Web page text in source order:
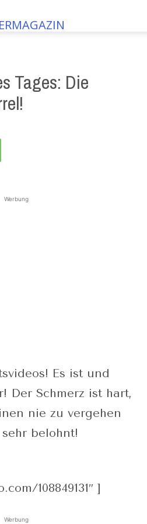
Tages: Die
Werbung
Es ist und
Der Schmerz ist hart,
nie zu vergehen
belohnt!
108849131″ ]
Werbung